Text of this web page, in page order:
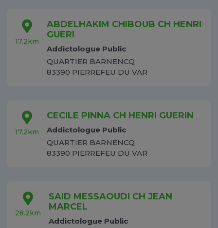
17.2km
ABDELHAKIM CHIBOUB CH HENRI
GUERI
Addictologue Public
QUARTIER BARNENCQ
83390 PIERREFEU DU VAR
17.2km
CECILE PINNA CH HENRI GUERIN
Addictologue Public
QUARTIER BARNENCQ
83390 PIERREFEU DU VAR
28.2km
SAID MESSAOUDI CH JEAN
MARCEL
Addictologue Public